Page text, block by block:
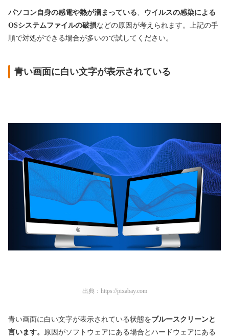
パソコン自身の感電や熱が溜まっている
ウイルスの感染による
OSシステムファイルの破損などの原因が考えられます。上記の手
順で対処ができる場合が多いので試してください。
青い画面に白い文字が表示されている
出典： https://pixabay.com
青い画面に白い文字が表示されている状態をブルースクリーンと
言います。
原因がソフトウェアにある場合とハードウェアにある